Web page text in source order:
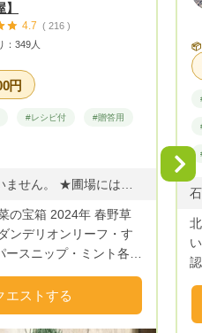
4.7 ( 216 )
：349人
円
#レシピ付 #贈答用
ンデリオンリーフ・す
スニップ・ミント各種
作りつづけてます。 ★
系活用循環型栽培実施
エストする
📦